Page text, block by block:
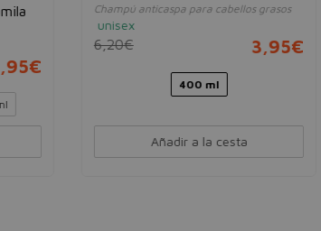
Champú anticaspa para cabellos grasos
unisex
6,20€ 3,95€
400 ml
Añadir a la cesta